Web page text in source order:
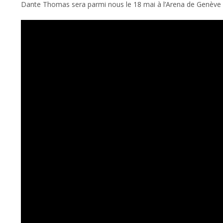
Dante Thomas sera parmi nous le 18 mai à l’Arena de